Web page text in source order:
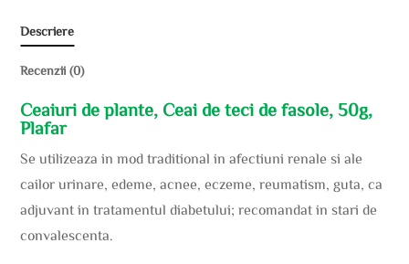
Descriere
Recenzii (0)
Ceaiuri de plante, Ceai de teci de fasole, 50g,
Plafar
Se utilizeaza in mod traditional in afectiuni renale si ale
cailor urinare, edeme, acnee, eczeme, reumatism, guta, ca
adjuvant in tratamentul diabetului; recomandat in stari de
convalescenta.